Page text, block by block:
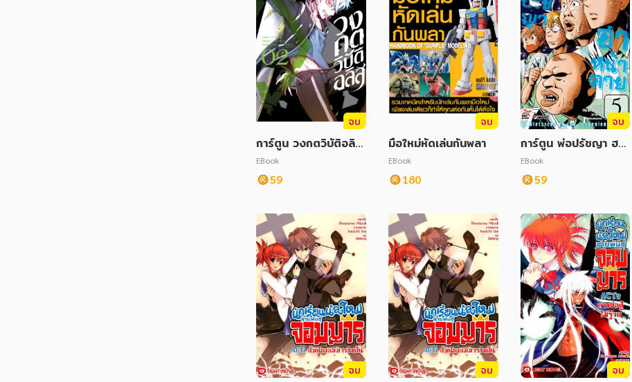
จบ
การ์ตูน วงกตวิบัติอลิส
เล่ม 2
EBook
59
จบ
มือใหม่หัดเล่นกันพลา
EBook
180
จบ
การ์ตูน พ่อปรัชญา ฮาห
น้าตาย เล่ม 5
EBook
59
จบ จบ จบ